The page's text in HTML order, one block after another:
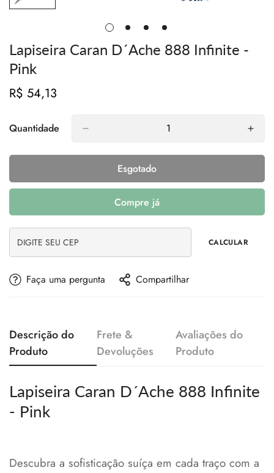
Lapiseira Caran D´Ache 888 Infinite -
Pink
Preço
R$ 54,13
Quantidade
Esgotado
Compre já
CALCULAR
Faça uma pergunta Compartilhar
Descrição do
Produto
Frete &
Devoluções
Avaliações do
Produto
Lapiseira Caran D´Ache 888 Infinite
- Pink
Descubra a sofisticação suíça em cada traço com a